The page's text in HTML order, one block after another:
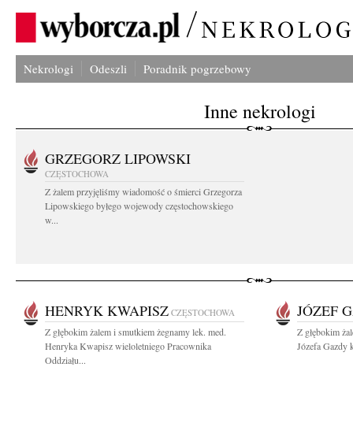
Nekrologi Odeszli Poradnik pogrzebowy
Inne nekrologi
GRZEGORZ LIPOWSKI
CZĘSTOCHOWA
Z żalem przyjęliśmy wiadomość o śmierci Grzegorza
Lipowskiego byłego wojewody częstochowskiego
w...
HENRYK KWAPISZ CZĘSTOCHOWA
Z głębokim żalem i smutkiem żegnamy lek. med.
Henryka Kwapisz wieloletniego Pracownika
Oddziału...
JÓZEF
Z głębokim
Józefa Gazdy